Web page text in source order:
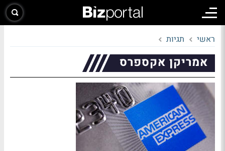
ראשי תגיות
אמריקן אקספרס